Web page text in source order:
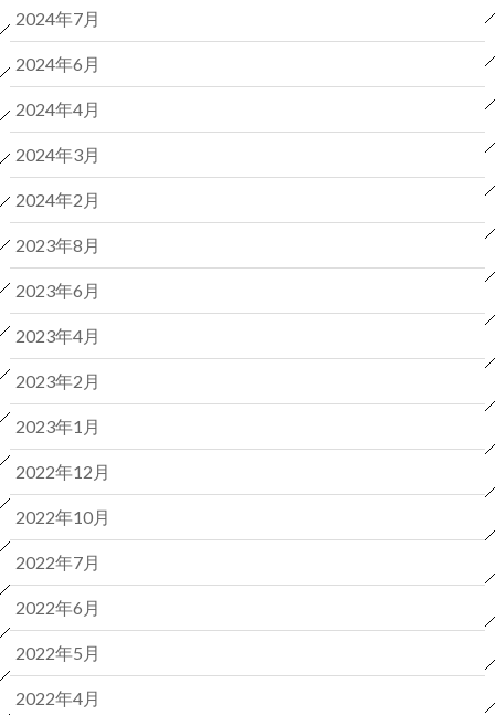
2024年7月
2024年6月
2024年4月
2024年3月
2024年2月
2023年8月
2023年6月
2023年4月
2023年2月
2023年1月
2022年12月
2022年10月
2022年7月
2022年6月
2022年5月
2022年4月